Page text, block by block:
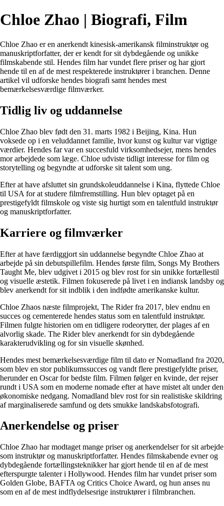
Chloe Zhao | Biografi, Film
Chloe Zhao er en anerkendt kinesisk-amerikansk filminstruktør og
manuskriptforfatter, der er kendt for sit dybdegående og unikke
filmskabende stil. Hendes film har vundet flere priser og har gjort
hende til en af de mest respekterede instruktører i branchen. Denne
artikel vil udforske hendes biografi samt hendes mest
bemærkelsesværdige filmværker.
Tidlig liv og uddannelse
Chloe Zhao blev født den 31. marts 1982 i Beijing, Kina. Hun
voksede op i en veluddannet familie, hvor kunst og kultur var vigtige
værdier. Hendes far var en succesfuld virksomhedsejer, mens hendes
mor arbejdede som læge. Chloe udviste tidligt interesse for film og
storytelling og begyndte at udforske sit talent som ung.
Efter at have afsluttet sin grundskoleuddannelse i Kina, flyttede Chloe
til USA for at studere filmfremstilling. Hun blev optaget på en
prestigefyldt filmskole og viste sig hurtigt som en talentfuld instruktør
og manuskriptforfatter.
Karriere og filmværker
Efter at have færdiggjort sin uddannelse begyndte Chloe Zhao at
arbejde på sin debutspillefilm. Hendes første film, Songs My Brothers
Taught Me, blev udgivet i 2015 og blev rost for sin unikke fortællestil
og visuelle æstetik. Filmen fokuserede på livet i en indiansk landsby og
blev anerkendt for sit indblik i den indfødte amerikanske kultur.
Chloe Zhaos næste filmprojekt, The Rider fra 2017, blev endnu en
succes og cementerede hendes status som en talentfuld instruktør.
Filmen fulgte historien om en tidligere rodeorytter, der plages af en
alvorlig skade. The Rider blev anerkendt for sin dybdegående
karakterudvikling og for sin visuelle skønhed.
Hendes mest bemærkelsesværdige film til dato er Nomadland fra 2020,
som blev en stor publikumssucces og vandt flere prestigefyldte priser,
herunder en Oscar for bedste film. Filmen følger en kvinde, der rejser
rundt i USA som en moderne nomade efter at have mistet alt under den
økonomiske nedgang. Nomadland blev rost for sin realistiske skildring
af marginaliserede samfund og dets smukke landskabsfotografi.
Anerkendelse og priser
Chloe Zhao har modtaget mange priser og anerkendelser for sit arbejde
som instruktør og manuskriptforfatter. Hendes filmskabende evner og
dybdegående fortællingsteknikker har gjort hende til en af de mest
efterspurgte talenter i Hollywood. Hendes film har vundet priser som
Golden Globe, BAFTA og Critics Choice Award, og hun anses nu
som en af de mest indflydelsesrige instruktører i filmbranchen.